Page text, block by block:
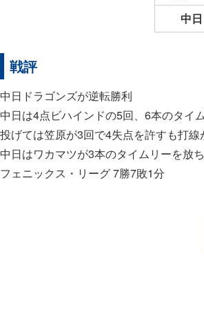
中日
戦評
中日ドラゴンズが逆転勝利
中日は4点ビハインドの5回、6本のタイ
投げては笠原が3回で4失点を許すも打
中日はワカマツが3本のタイムリーを放
フェニックス・リーグ 7勝7敗1分